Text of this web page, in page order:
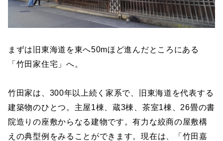
まずは旧東海道を東へ50mほど進んだところにある
「竹田家住宅」へ。
竹田家は、300年以上続く家系で、旧東海道を代表する
建築物のひとつ。主屋1棟、蔵3棟、茶室1棟、26畳の書
院造りの座敷からなる建物です。有力な絞商の屋敷構
えの典型例をみることができます。現在は、「竹田嘉